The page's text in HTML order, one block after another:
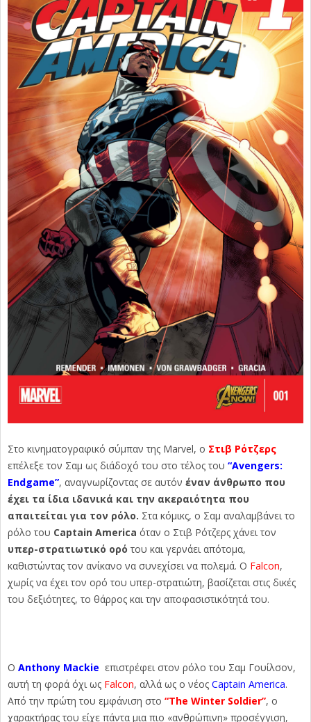
Στο κινηματογραφικό σύμπαν της Marvel, ο Στιβ Ρότζερς
επέλεξε τον Σαμ ως διάδοχό του στο τέλος του “Avengers:
Endgame”, αναγνωρίζοντας σε αυτόν έναν άνθρωπο που
έχει τα ίδια ιδανικά και την ακεραιότητα που
απαιτείται για τον ρόλο. Στα κόμικς, ο Σαμ αναλαμβάνει το
ρόλο του Captain America όταν ο Στιβ Ρότζερς χάνει τον
υπερ-στρατιωτικό ορό του και γερνάει απότομα,
καθιστώντας τον ανίκανο να συνεχίσει να πολεμά. Ο Falcon,
χωρίς να έχει τον ορό του υπερ-στρατιώτη, βασίζεται στις δικές
του δεξιότητες, το θάρρος και την αποφασιστικότητά του.
Ο Anthony Mackie επιστρέφει στον ρόλο του Σαμ Γουίλσον,
αυτή τη φορά όχι ως Falcon, αλλά ως ο νέος Captain America.
Από την πρώτη του εμφάνιση στο “The Winter Soldier”, ο
χαρακτήρας του είχε πάντα μια πιο «ανθρώπινη» προσέγγιση,